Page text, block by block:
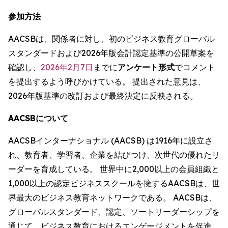
参加方法
AACSBは、関係者に対し、初のビジネス教育グローバル
スタンダードおよび2026年版会計認定基準の公開草案を
確認し、 2026年2月7日 までにアンケート形式でコメント
を提出するよう呼びかけている。 提出された意見は、
2026年版基準の改訂および最終決定に反映される。
AACSBについて
AACSBインターナショナル (AACSB) は1916年に設立さ
れ、教育者、学習者、企業を結びつけ、次世代の優れたリ
ーダーを育成している。 世界中に2,000以上の会員組織と
1,000以上の認定ビジネススクールを擁するAACSBは、世
界最大のビジネス教育ネットワークである。 AACSBは、
グローバルスタンダード、認定、ソートリーダーシップを